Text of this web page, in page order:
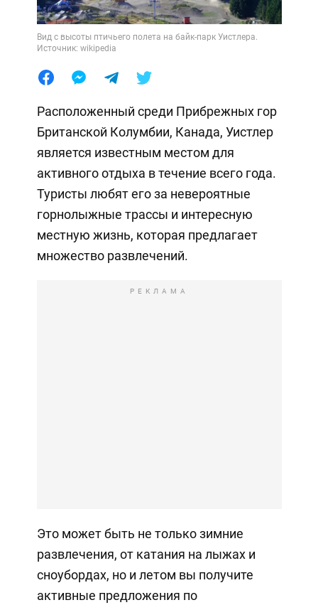
Вид с высоты птичьего полета на байк-парк Уистлера.
Источник: wikipedia
Расположенный среди Прибрежных гор
Британской Колумбии, Канада, Уистлер
является известным местом для
активного отдыха в течение всего года.
Туристы любят его за невероятные
горнолыжные трассы и интересную
местную жизнь, которая предлагает
множество развлечений.
РЕКЛАМА
Это может быть не только зимние
развлечения, от катания на лыжах и
сноубордах, но и летом вы получите
активные предложения по